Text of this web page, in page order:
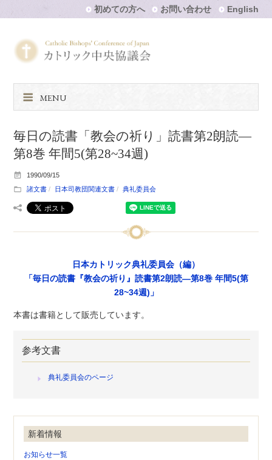
初めての方へ お問い合わせ English
MENU
毎日の読書「教会の祈り」読書第2朗読―
第8巻 年間5(第28~34週)
1990/09/15
諸文書
日本司教団関連文書 典礼委員会
日本カトリック典礼委員会（編）
「毎日の読書『教会の祈り』読書第2朗読―第8巻 年間5(第
28~34週)」
本書は書籍として販売しています。
参考文書
典礼委員会のページ
新着情報
お知らせ一覧